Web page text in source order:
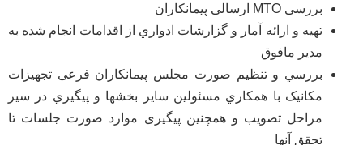
بررسی MTO ارسالی پیمانکاران
تهيه و ارائه آمار و گزارشات ادواري از اقدامات انجام شده به
مدير مافوق
بررسي و تنظيم صورت مجلس پيمانكاران فرعی تجهیزات
مکانیک با همكاري مسئولين ساير بخشها و پيگيري در سير
مراحل تصويب و همچنین پیگیری موارد صورت جلسات تا
تحقق آنها